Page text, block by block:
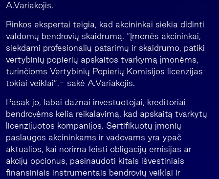
A.Variakojis.
Rinkos ekspertai teigia, kad akcininkai siekia didinti
valdomų bendrovių skaidrumą. “Įmonės akcininkai,
siekdami profesionalių patarimų ir skaidrumo, patiki
vertybinių popierių apskaitos tvarkymą įmonėms,
turinčioms Vertybinių Popierių Komisijos licenzijas
tokiai veiklai”,- sakė A.Variakojis.
Pasak jo, labai dažnai investuotojai, kreditoriai
bendrovėms kelia reikalavimą, kad apskaitą tvarkytų
licenzijuotos kompanijos. Sertifikuotų įmonių
paslaugos akcininkams ir vadovams yra ypač
aktualios, kai norima leisti obligacijų emisijas ar
akcijų opcionus, pasinaudoti kitais išvestiniais
finansiniais instrumentais bendrovių veiklai ir